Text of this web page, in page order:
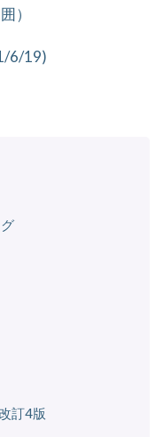
）
6/19)
訂4版